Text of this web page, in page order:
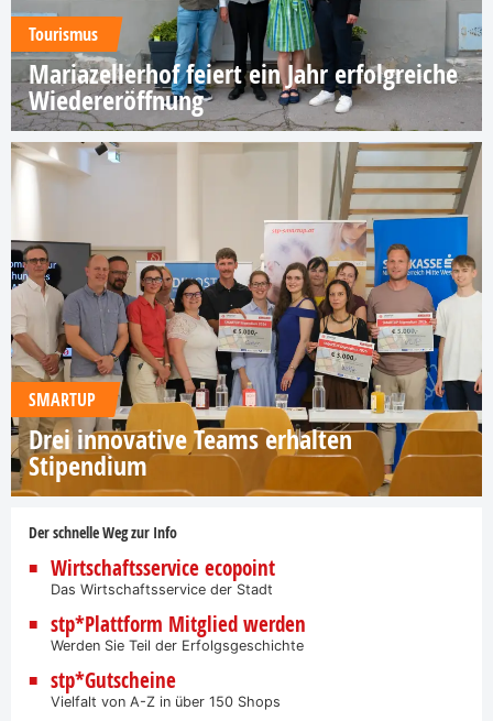
Tourismus
Mariazellerhof feiert ein Jahr erfolgreiche
Wiedereröffnung
SMARTUP
Drei innovative Teams erhalten
Stipendium
Der schnelle Weg zur Info
Wirtschaftsservice ecopoint
Das Wirtschaftsservice der Stadt
stp*Plattform Mitglied werden
Werden Sie Teil der Erfolgsgeschichte
stp*Gutscheine
Vielfalt von A-Z in über 150 Shops